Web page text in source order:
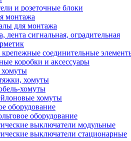
и розеточные блоки
монтажа
для монтажа
лента сигнальная, оградительная
соединительные
коробки и аксессуары
хомуты
хомуты
хомуты
оборудование
оборудование
выключатели модульные
выключатели стационарные